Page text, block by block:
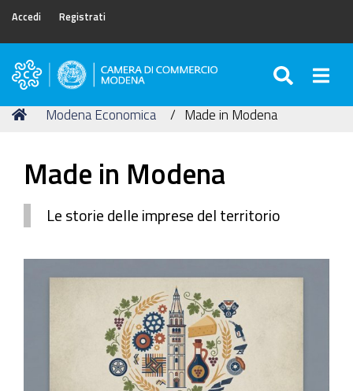
Accedi Registrati
Camera
Commercio
Tu
Home
Modena Economica Made in Modena
Made in Modena
Le storie delle imprese del territorio